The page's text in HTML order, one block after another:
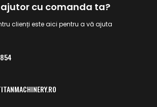
ajutor cu comanda ta?
clienți este aici pentru a vă ajuta